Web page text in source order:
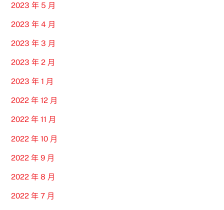
2023 年 5 月
2023 年 4 月
2023 年 3 月
2023 年 2 月
2023 年 1 月
2022 年 12 月
2022 年 11 月
2022 年 10 月
2022 年 9 月
2022 年 8 月
2022 年 7 月